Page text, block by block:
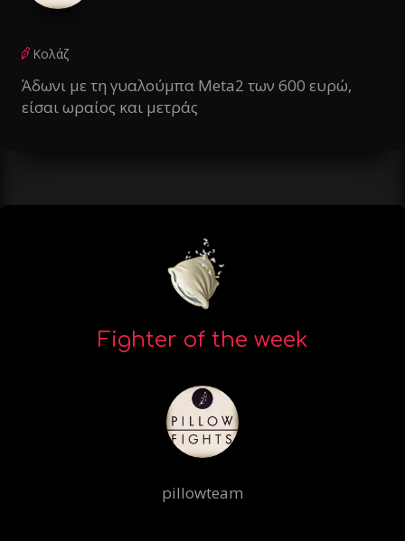
Κολάζ
Άδωνι με τη γυαλούμπα Meta2 των 600 ευρώ,
είσαι ωραίος και μετράς
Fighter of the week
pillowteam